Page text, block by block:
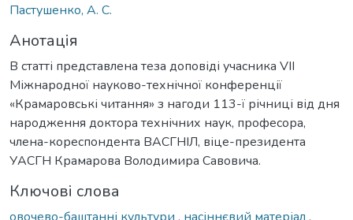
Пастушенко, А. С.
Анотація
В статті представлена теза доповіді учасника VIІ
Міжнародної науково-технічної конференції
«Крамаровські читання» з нагоди 113-ї річниці від дня
народження доктора технічних наук, професора,
члена-кореспондента ВАСГНІЛ, віце-президента
УАСГН Крамарова Володимира Савовича.
Ключові слова